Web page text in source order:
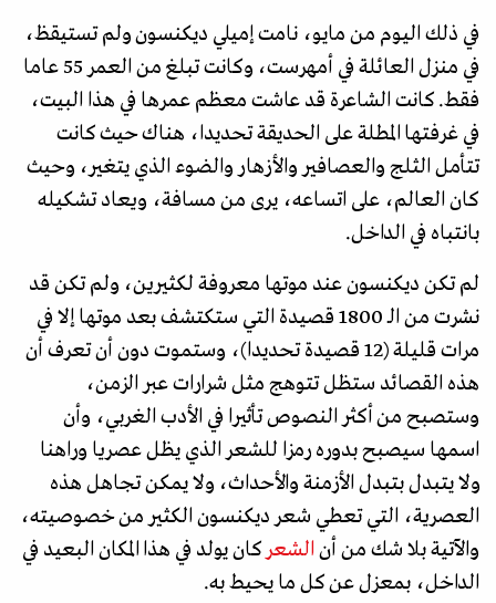
في ذلك اليوم من مايو، نامت إميلي ديكنسون ولم تستيقظ،
في منزل العائلة في أمهرست، وكانت تبلغ من العمر 55 عاما
فقط. كانت الشاعرة قد عاشت معظم عمرها في هذا البيت،
في غرفتها المطلة على الحديقة تحديدا، هناك حيث كانت
تتأمل الثلج والعصافير والأزهار والضوء الذي يتغير، وحيث
كان العالم، على اتساعه، يرى من مسافة، ويعاد تشكيله
بانتباه في الداخل.
لم تكن ديكنسون عند موتها معروفة لكثيرين، ولم تكن قد
نشرت من الـ 1800 قصيدة التي ستكتشف بعد موتها إلا في
مرات قليلة (12 قصيدة تحديدا)، وستموت دون أن تعرف أن
هذه القصائد ستظل تتوهج مثل شرارات عبر الزمن،
وستصبح من أكثر النصوص تأثيرا في الأدب الغربي، وأن
اسمها سيصبح بدوره رمزا للشعر الذي يظل عصريا وراهنا
ولا يتبدل بتبدل الأزمنة والأحداث، ولا يمكن تجاهل هذه
العصرية، التي تعطي شعر ديكنسون الكثير من خصوصيته،
والآتية بلا شك من أن الشعر كان يولد في هذا المكان البعيد في
الداخل، بمعزل عن كل ما يحيط به.